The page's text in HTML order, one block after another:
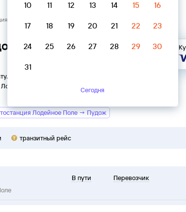
Лодейное Поле
→ Автостанция
Вы можете узнать точное расписание
Лодейное Поле
Лодейное Поле → Пудож
транзитный рейс
В пути Перевозчик
10 11 12 13 14 15 16
17 18 19 20 21 22 23
24 25 26 27 28 29 30
31
Сегодня